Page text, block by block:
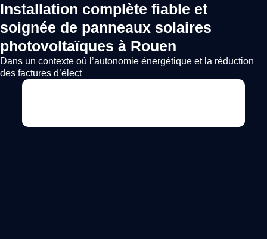
Installation complète fiable et
soignée de panneaux solaires
photovoltaïques à Rouen
Dans un contexte où l’autonomie énergétique et la réduction
des factures d’élect